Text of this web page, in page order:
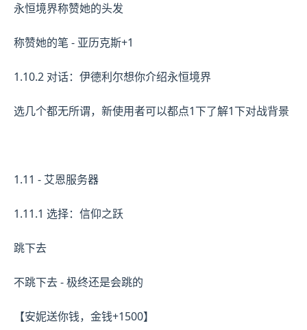
永恒境界称赞她的头发
称赞她的笔 - 亚历克斯+1
1.10.2 对话：伊德利尔想你介绍永恒境界
选几个都无所谓，新使用者可以都点1下了解1下对战背景
1.11 - 艾恩服务器
1.11.1 选择：信仰之跃
跳下去
不跳下去 - 极终还是会跳的
【安妮送你钱，金钱+1500】